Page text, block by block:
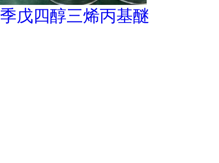
季戊四醇三烯丙基醚